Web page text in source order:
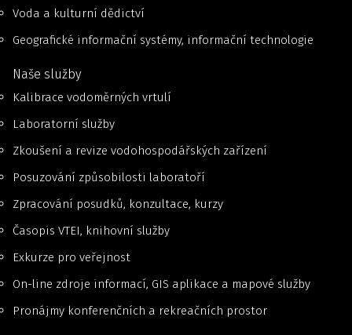
Voda a kulturní dědictví
Geografické informační systémy, informační technologie
Naše služby
Kalibrace vodoměrných vrtulí
Laboratorní služby
Zkoušení a revize vodohospodářských zařízení
Posuzování způsobilosti laboratoří
Zpracování posudků, konzultace, kurzy
Časopis VTEI, knihovní služby
Exkurze pro veřejnost
On-line zdroje informací, GIS aplikace a mapové služby
Pronájmy konferenčních a rekreačních prostor